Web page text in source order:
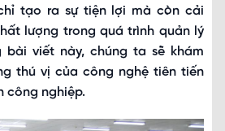
tạo ra sự tiện lợi mà còn cải
lượng trong quá trình quản lý
bài viết này, chúng ta sẽ khám
thú vị của công nghệ tiên tiến
công nghiệp.